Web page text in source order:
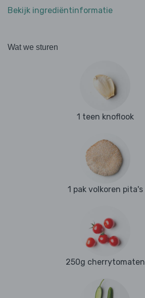
Bekijk ingrediëntinformatie
Wat we sturen
1 teen knoflook
1 pak volkoren pita's
250g cherrytomaten